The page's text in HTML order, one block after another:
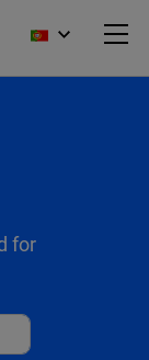
for